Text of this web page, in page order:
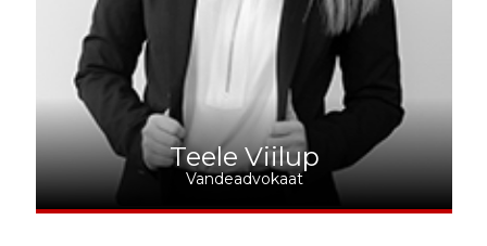
Teele Viilup
Vandeadvokaat